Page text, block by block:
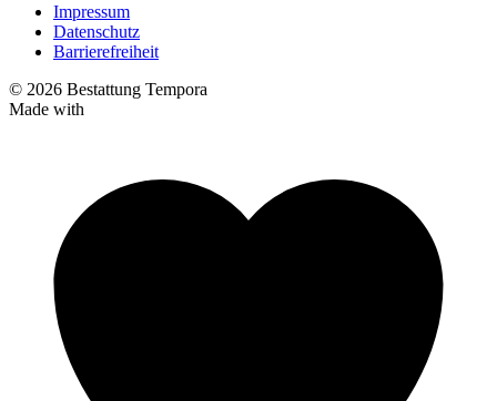
Impressum
Datenschutz
Barrierefreiheit
© 2026 Bestattung Tempora
Made with